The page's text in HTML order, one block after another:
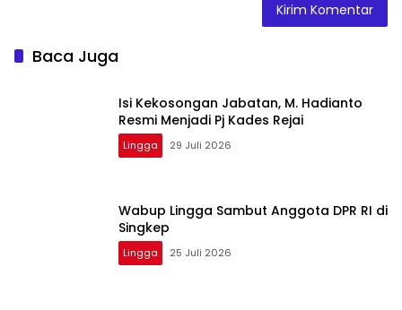
Baca Juga
Isi Kekosongan Jabatan, M. Hadianto
Resmi Menjadi Pj Kades Rejai
Lingga 29 Juli 2026
Wabup Lingga Sambut Anggota DPR RI di
Singkep
Lingga 25 Juli 2026